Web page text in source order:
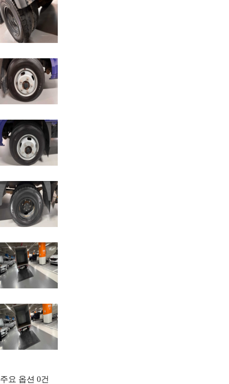
주요 옵션 0건